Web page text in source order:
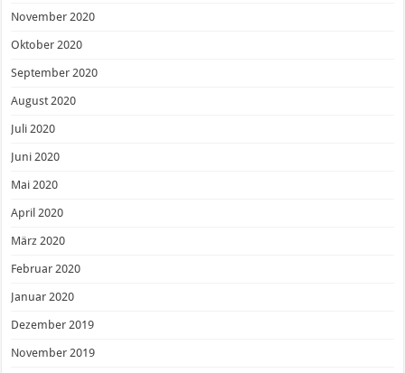
November 2020
Oktober 2020
September 2020
August 2020
Juli 2020
Juni 2020
Mai 2020
April 2020
März 2020
Februar 2020
Januar 2020
Dezember 2019
November 2019